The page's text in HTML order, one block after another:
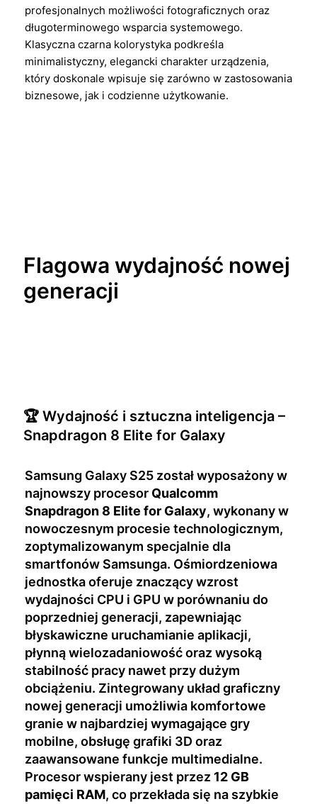
profesjonalnych możliwości fotograficznych oraz
długoterminowego wsparcia systemowego.
Klasyczna czarna kolorystyka podkreśla
minimalistyczny, elegancki charakter urządzenia,
który doskonale wpisuje się zarówno w zastosowania
biznesowe, jak i codzienne użytkowanie.
Flagowa wydajność nowej
generacji
🏆 Wydajność i sztuczna inteligencja –
Snapdragon 8 Elite for Galaxy
Samsung Galaxy S25 został wyposażony w
najnowszy procesor Qualcomm
Snapdragon 8 Elite for Galaxy, wykonany w
nowoczesnym procesie technologicznym,
zoptymalizowanym specjalnie dla
smartfonów Samsunga. Ośmiordzeniowa
jednostka oferuje znaczący wzrost
wydajności CPU i GPU w porównaniu do
poprzedniej generacji, zapewniając
błyskawiczne uruchamianie aplikacji,
płynną wielozadaniowość oraz wysoką
stabilność pracy nawet przy dużym
obciążeniu. Zintegrowany układ graficzny
nowej generacji umożliwia komfortowe
granie w najbardziej wymagające gry
mobilne, obsługę grafiki 3D oraz
zaawansowane funkcje multimedialne.
Procesor wspierany jest przez 12 GB
pamięci RAM, co przekłada się na szybkie